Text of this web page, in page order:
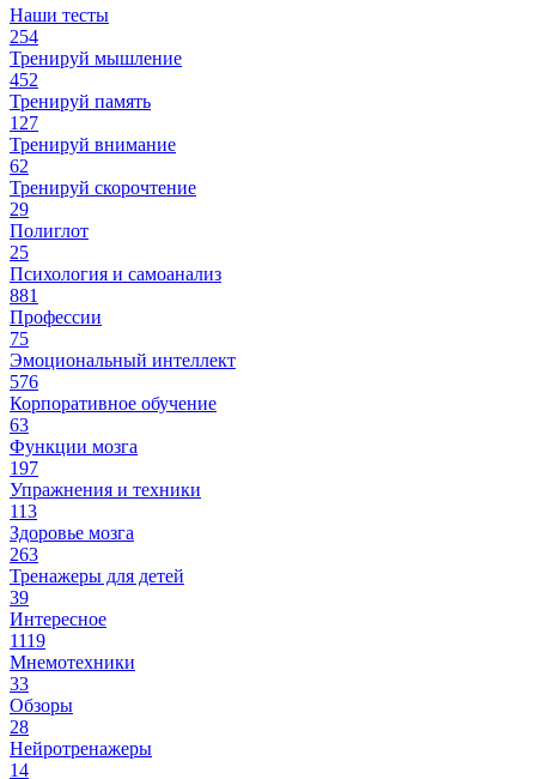
Наши тесты
254
Тренируй мышление
452
Тренируй память
127
Тренируй внимание
62
Тренируй скорочтение
29
Полиглот
25
Психология и самоанализ
881
Профессии
75
Эмоциональный интеллект
576
Корпоративное обучение
63
Функции мозга
197
Упражнения и техники
113
Здоровье мозга
263
Тренажеры для детей
39
Интересное
1119
Мнемотехники
33
Обзоры
28
Нейротренажеры
14